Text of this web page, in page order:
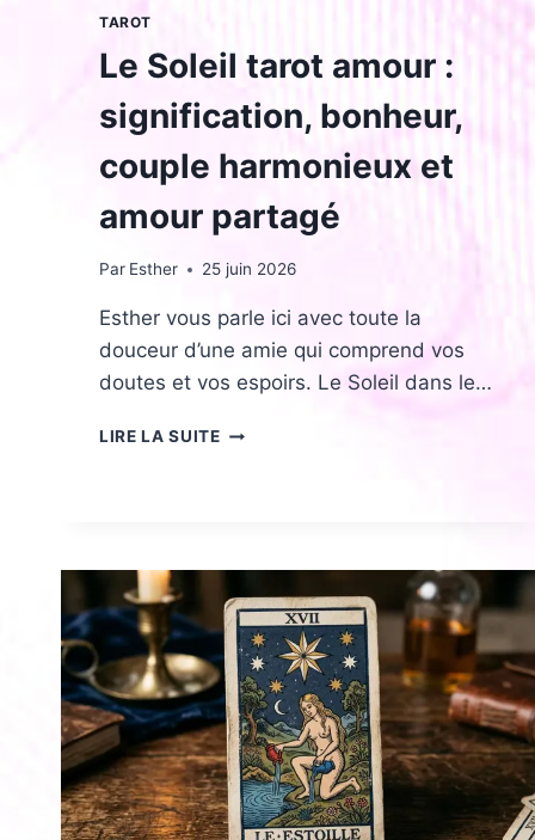
TAROT
Le Soleil tarot amour :
signification, bonheur,
couple harmonieux et
amour partagé
Par Esther 25 juin 2026
Esther vous parle ici avec toute la
douceur d’une amie qui comprend vos
doutes et vos espoirs. Le Soleil dans le…
LIRE LA SUITELE
COUPLE
HARMONIEUX
ET
AMOUR
PARTAGÉ